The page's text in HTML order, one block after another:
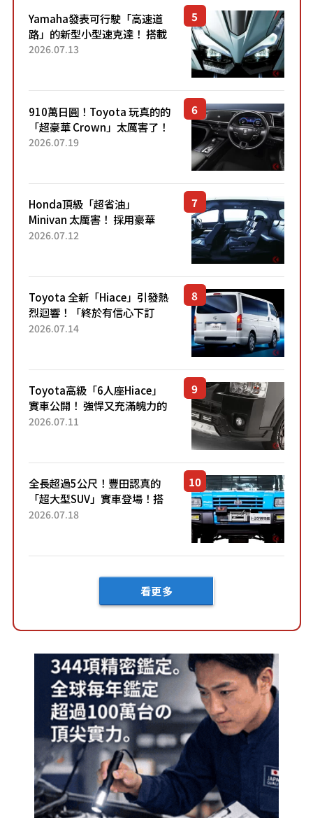
Yamaha發表可行駛「高速道
路」的新型小型速克達！ 搭載
能享受超強勁「渦輪感」的動
2026.07.13
910萬日圓！Toyota 玩真的的
「超豪華 Crown」太厲害了！
採用由「匠人技藝」打造的
2026.07.19
Honda頂級「超省油」
Minivan 太厲害！ 採用豪華
「真皮座椅」與專屬「黑色內
「三...
2026.07.12
Toyota 全新「Hiace」引發熱
烈迴響！「終於有信心下訂
了！」「哪個等級交車最
車？...
2026.07.14
Toyota高級「6人座Hiace」
實車公開！ 強悍又充滿魄力的
「全黑設計」搭配特別「豪華
2026.07.11
全長超過5公尺！豐田認真的
「超大型SUV」實車登場！搭
載後輪也會轉向的「四輪轉
「Mega C...
2026.07.18
看更多